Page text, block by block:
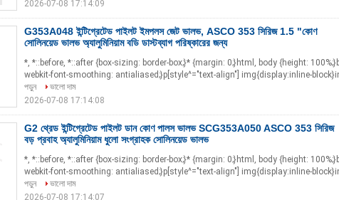
2026-07-08 17:14:09
G353A048 ইন্টিগ্রেটেড পাইলট ইমপলস জেট ভালভ, ASCO 353 সিরিজ 1.5 "কোণ
সোলিনয়েড ভালভ অ্যালুমিনিয়াম বডি ডাস্টব্যাগ পরিষ্কারের জন্য
*, *::before, *::after {box-sizing: border-box;}* {margin: 0;}html, body {height:
webkit-font-smoothing: antialiased;}p[style^="text-align"] img{display:inline-
পড়ুন
ভালো দাম
2026-07-08 17:14:08
G2 থ্রেড ইন্টিগ্রেটেড পাইলট ডান কোণ পালস ভালভ SCG353A050 ASCO 353 সিরিজ
বড় প্রবাহ অ্যালুমিনিয়াম ধুলো সংগ্রাহক সোলিনয়েড ভালভ
*, *::before, *::after {box-sizing: border-box;}* {margin: 0;}html, body {height:
webkit-font-smoothing: antialiased;}p[style^="text-align"] img{display:inline-
পড়ুন
ভালো দাম
2026-07-08 17:14:07